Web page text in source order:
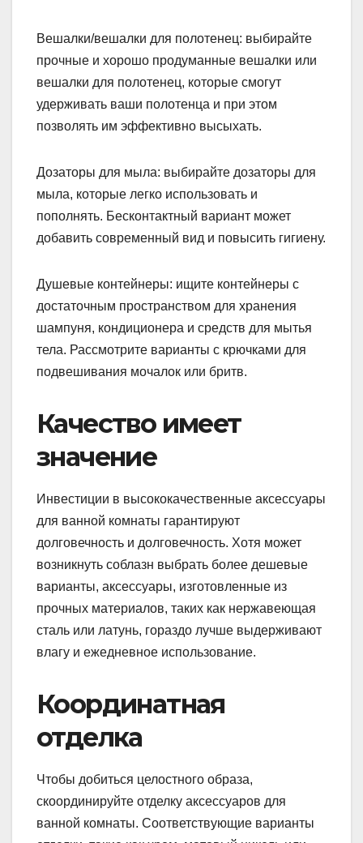
Вешалки/вешалки для полотенец: выбирайте
прочные и хорошо продуманные вешалки или
вешалки для полотенец, которые смогут
удерживать ваши полотенца и при этом
позволять им эффективно высыхать.
Дозаторы для мыла: выбирайте дозаторы для
мыла, которые легко использовать и
пополнять. Бесконтактный вариант может
добавить современный вид и повысить гигиену.
Душевые контейнеры: ищите контейнеры с
достаточным пространством для хранения
шампуня, кондиционера и средств для мытья
тела. Рассмотрите варианты с крючками для
подвешивания мочалок или бритв.
Качество имеет
значение
Инвестиции в высококачественные аксессуары
для ванной комнаты гарантируют
долговечность и долговечность. Хотя может
возникнуть соблазн выбрать более дешевые
варианты, аксессуары, изготовленные из
прочных материалов, таких как нержавеющая
сталь или латунь, гораздо лучше выдерживают
влагу и ежедневное использование.
Координатная
отделка
Чтобы добиться целостного образа,
скоординируйте отделку аксессуаров для
ванной комнаты. Соответствующие варианты